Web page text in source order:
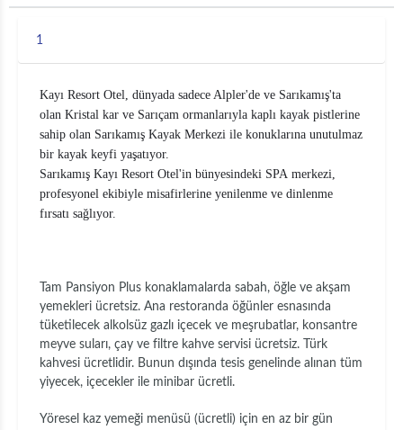
1
Kayı Resort Otel, dünyada sadece Alpler'de ve Sarıkamış'ta
olan Kristal kar ve Sarıçam ormanlarıyla kaplı kayak pistlerine
sahip olan Sarıkamış Kayak Merkezi ile konuklarına unutulmaz
bir kayak keyfi yaşatıyor.
Sarıkamış Kayı Resort Otel'in bünyesindeki SPA merkezi,
profesyonel ekibiyle misafirlerine yenilenme ve dinlenme
fırsatı sağlıyor.
Tam Pansiyon Plus konaklamalarda sabah, öğle ve akşam
yemekleri ücretsiz. Ana restoranda öğünler esnasında
tüketilecek alkolsüz gazlı içecek ve meşrubatlar, konsantre
meyve suları, çay ve filtre kahve servisi ücretsiz. Türk
kahvesi ücretlidir. Bunun dışında tesis genelinde alınan tüm
yiyecek, içecekler ile minibar ücretli.
Yöresel kaz yemeği menüsü (ücretli) için en az bir gün